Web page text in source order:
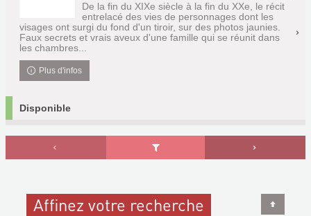
De la fin du XIXe siècle à la fin du XXe, le récit
entrelacé des vies de personnages dont les
visages ont surgi du fond d'un tiroir, sur des photos jaunies.
Faux secrets et vrais aveux d'une famille qui se réunit dans
les chambres...
Plus d'infos
Disponible
Affinez votre recherche